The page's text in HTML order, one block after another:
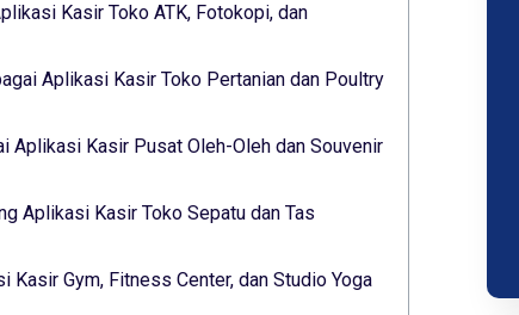
Kasir Toko ATK, Fotokopi, dan
Aplikasi Kasir Toko Pertanian dan Poultry
Aplikasi Kasir Pusat Oleh-Oleh dan Souvenir
Aplikasi Kasir Toko Sepatu dan Tas
Gym, Fitness Center, dan Studio Yoga